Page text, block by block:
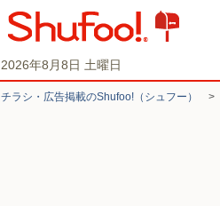
2026年8月8日 土曜日
チラシ・​広告掲載の​Shufoo!​（シュフー） >